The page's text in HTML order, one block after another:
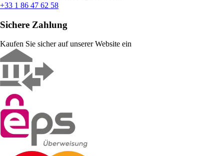
+33 1 86 47 62 58
Sichere Zahlung
Kaufen Sie sicher auf unserer Website ein